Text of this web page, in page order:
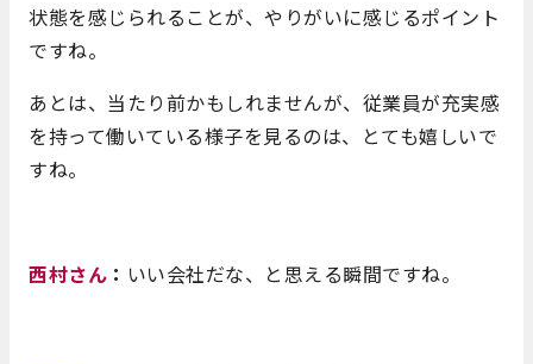
状態を感じられることが、やりがいに感じるポイント
ですね。
あとは、当たり前かもしれませんが、従業員が充実感
を持って働いている様子を見るのは、とても嬉しいで
すね。
西村さん ： いい会社だな、と思える瞬間ですね。